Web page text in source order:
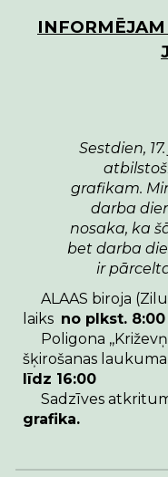
Sestdien,
grafikam.
darba
nosaka, ka
bet darba
ir
ALAAS biroja (
laiks no plkst.
Poligona
šķirošanas
līdz 16:00
Sadzīves
grafika.